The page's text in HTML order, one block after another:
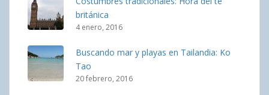
británica
4 enero, 2016
Buscando mar y playas en Tailandia: Ko
Tao
20 febrero, 2016